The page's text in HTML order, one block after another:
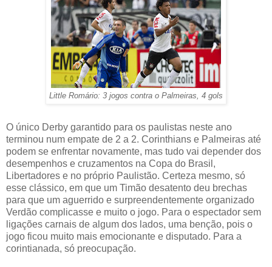
Little Romário: 3 jogos contra o Palmeiras, 4 gols
O único Derby garantido para os paulistas neste ano
terminou num empate de 2 a 2. Corinthians e Palmeiras até
podem se enfrentar novamente, mas tudo vai depender dos
desempenhos e cruzamentos na Copa do Brasil,
Libertadores e no próprio Paulistão. Certeza mesmo, só
esse clássico, em que um Timão desatento deu brechas
para que um aguerrido e surpreendentemente organizado
Verdão complicasse e muito o jogo. Para o espectador sem
ligações carnais de algum dos lados, uma benção, pois o
jogo ficou muito mais emocionante e disputado. Para a
corintianada, só preocupação.